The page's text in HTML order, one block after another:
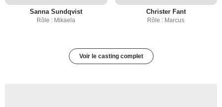
Sanna Sundqvist
Rôle : Mikaela
Christer Fant
Rôle : Marcus
Voir le casting complet